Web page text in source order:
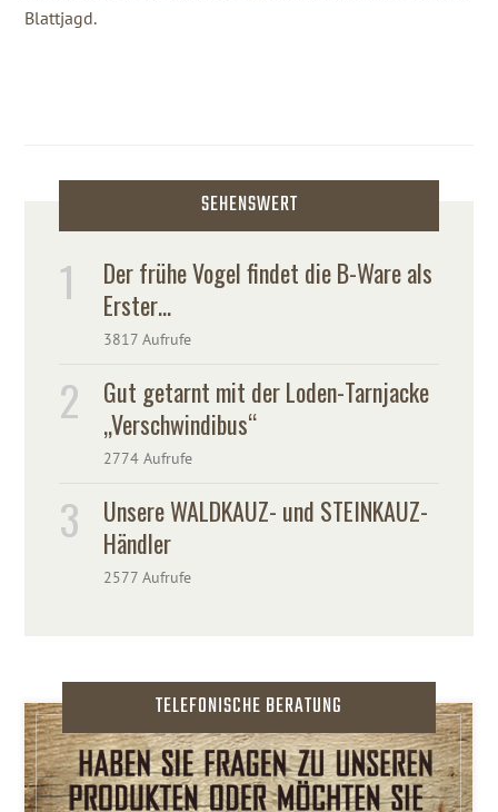
Blattjagd.
SEHENSWERT
Der frühe Vogel findet die B-Ware als
Erster…
3817 Aufrufe
Gut getarnt mit der Loden-Tarnjacke
„Verschwindibus“
2774 Aufrufe
Unsere WALDKAUZ- und STEINKAUZ-
Händler
2577 Aufrufe
TELEFONISCHE BERATUNG